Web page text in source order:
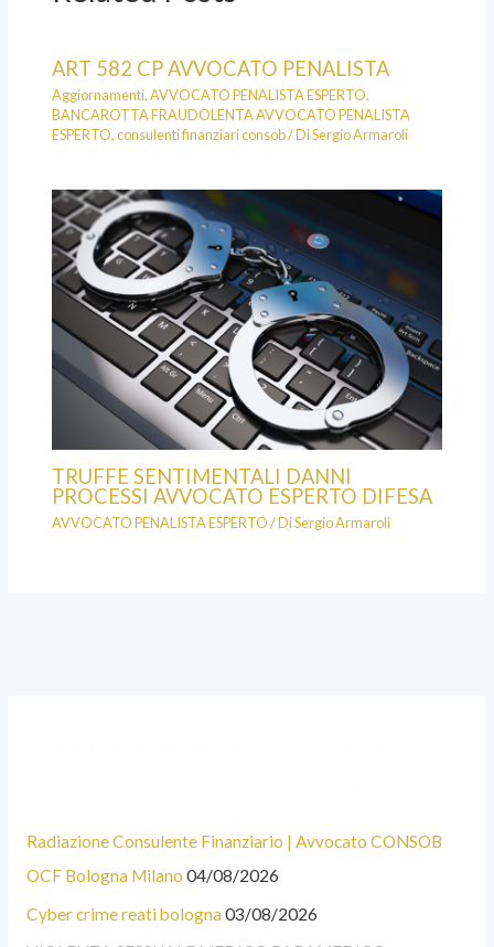
ART 582 CP AVVOCATO PENALISTA
Aggiornamenti,AVVOCATO PENALISTA ESPERTO,
BANCAROTTA FRAUDOLENTA AVVOCATO PENALISTA
ESPERTO,consulenti finanziari consob/ DiSergio Armaroli
TRUFFE SENTIMENTALI DANNI
PROCESSI AVVOCATO ESPERTO DIFESA
AVVOCATO PENALISTA ESPERTO/ DiSergio Armaroli
Radiazione Consulente Finanziario | Avvocato CONSOB
OCF Bologna Milano 04/08/2026
Cyber crime reati bologna 03/08/2026
N
E
C
G
O
R